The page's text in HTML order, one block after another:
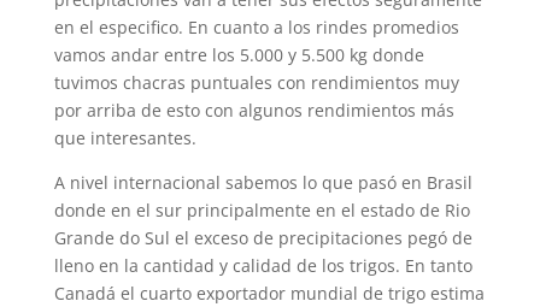
en el especifico. En cuanto a los rindes promedios
vamos andar entre los 5.000 y 5.500 kg donde
tuvimos chacras puntuales con rendimientos muy
por arriba de esto con algunos rendimientos más
que interesantes.
A nivel internacional sabemos lo que pasó en Brasil
donde en el sur principalmente en el estado de Rio
Grande do Sul el exceso de precipitaciones pegó de
lleno en la cantidad y calidad de los trigos. En tanto
Canadá el cuarto exportador mundial de trigo estima